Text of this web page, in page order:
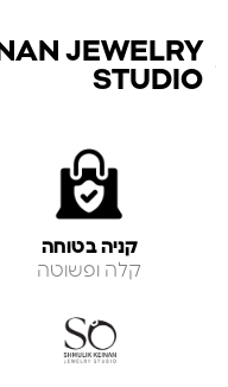
JEWELRY
STUDIO
קניה בטוחה
קלה ופשוטה